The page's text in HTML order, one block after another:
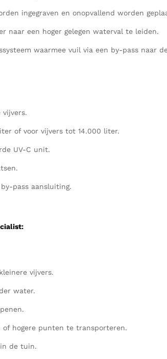
ingegraven en onopvallend worden
naar een hoger gelegen waterval te leiden.
waarmee vuil via een by-pass
of voor vijvers tot 14.000 liter.
UV-C unit.
pass aansluiting.
vijvers.
water.
hogere punten te transporteren.
de tuin.